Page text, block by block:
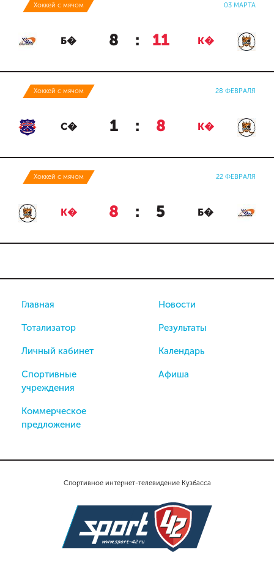
Хоккей с мячом 03 МАРТА
Б� 8 : 11 К�
Хоккей с мячом 28 ФЕВРАЛЯ
С� 1 : 8 К�
Хоккей с мячом 22 ФЕВРАЛЯ
К� 8 : 5 Б�
Спортивное интернет-телевидение Кузбасса
Главная
Тотализатор
Личный кабинет
Спортивные
учреждения
Коммерческое
предложение
Новости
Результаты
Календарь
Афиша